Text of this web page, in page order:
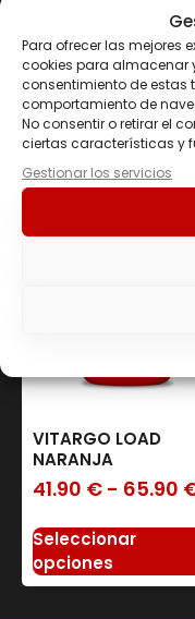
Para ofrecer las mejores
cookies para almacenar
consentimiento de estas
comportamiento de
No consentir o retirar el
ciertas características y
Gestionar los servicios
BCAA INSTANT
500 GR
50.90€
Seleccionar
opciones
VITARGO LOAD
NARANJA
41.90 € - 65.90
Seleccionar
opciones